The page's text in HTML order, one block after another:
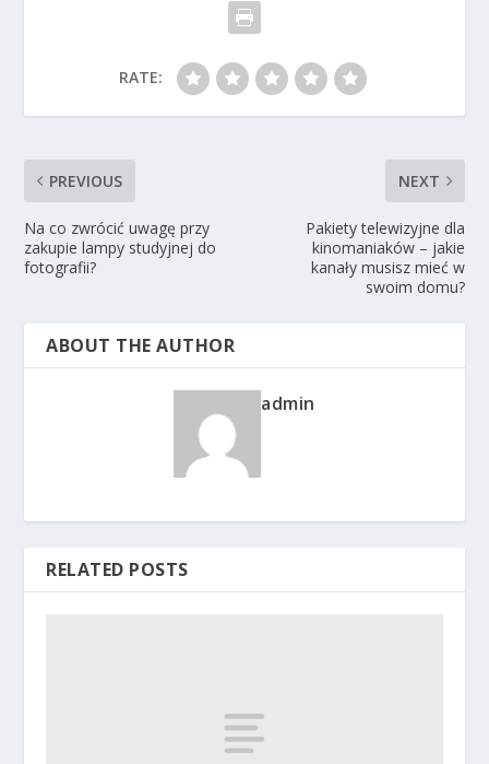
RATE:
PREVIOUS
Na co zwrócić uwagę przy
zakupie lampy studyjnej do
fotografii?
NEXT
Pakiety telewizyjne dla
kinomaniaków – jakie
kanały musisz mieć w
swoim domu?
ABOUT THE AUTHOR
admin
RELATED POSTS